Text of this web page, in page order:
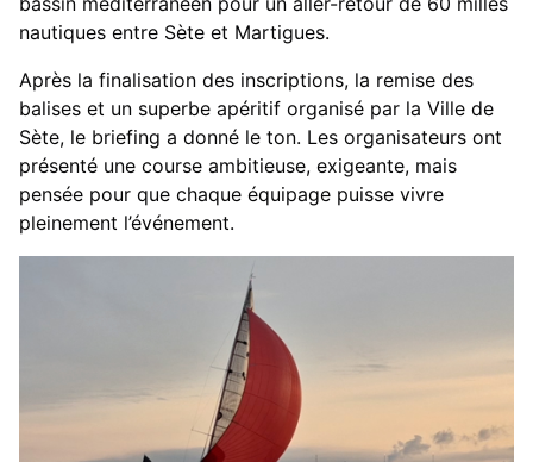
nautiques entre Sète et Martigues.
Après la finalisation des inscriptions, la remise des
balises et un superbe apéritif organisé par la Ville de
Sète, le briefing a donné le ton. Les organisateurs ont
présenté une course ambitieuse, exigeante, mais
pensée pour que chaque équipage puisse vivre
pleinement l’événement.